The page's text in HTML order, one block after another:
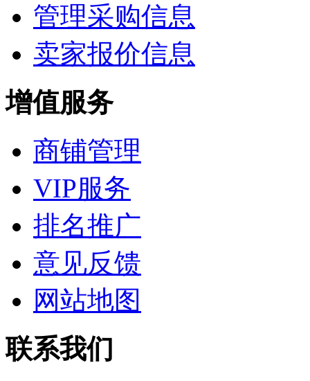
管理采购信息
卖家报价信息
增值服务
商铺管理
VIP服务
排名推广
意见反馈
网站地图
联系我们